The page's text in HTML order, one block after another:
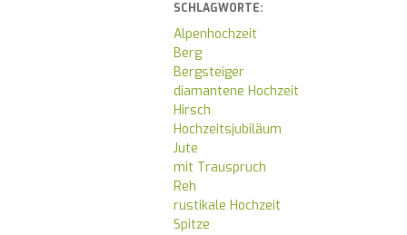
SCHLAGWORTE:
Alpenhochzeit
Berg
Bergsteiger
diamantene Hochzeit
Hirsch
Hochzeitsjubiläum
Jute
mit Trauspruch
Reh
rustikale Hochzeit
Spitze